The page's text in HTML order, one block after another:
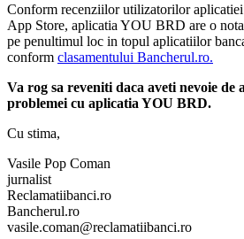
Conform recenziilor utilizatorilor
App Store, aplicatia YOU BRD are o
pe penultimul loc in topul aplicatiilor
conform clasamentului Bancherul.ro.
Va rog sa reveniti daca aveti nevoie
problemei cu aplicatia YOU BRD.
Cu stima,
Vasile Pop Coman
jurnalist
Reclamatiibanci.ro
Bancherul.ro
vasile.coman@reclamatiibanci.ro